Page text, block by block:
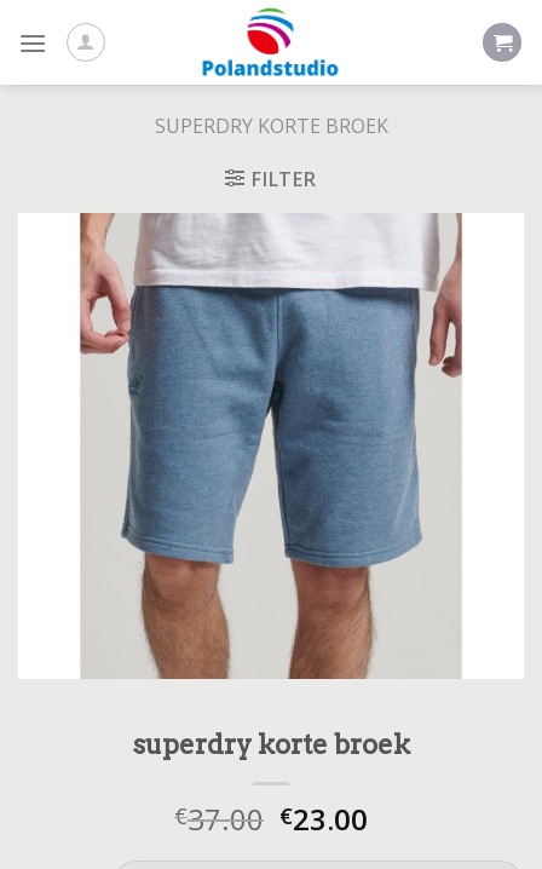
SUPERDRY KORTE BROEK
FILTER
superdry korte broek
€37.00 €23.00